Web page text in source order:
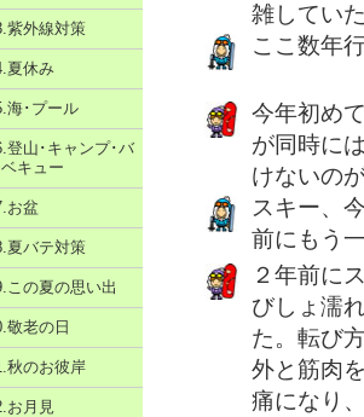
雑してい
ここ数年
今年初め
が同時に
けないの
スキー、
前にもう
２年前に
びしょ濡
た。転び
外と筋肉
痛になり
紫外線対策
夏休み
海･プール
登山･キャンプ･バ
キュー
お盆
夏バテ対策
この夏の思い出
敬老の日
秋のお彼岸
お月見